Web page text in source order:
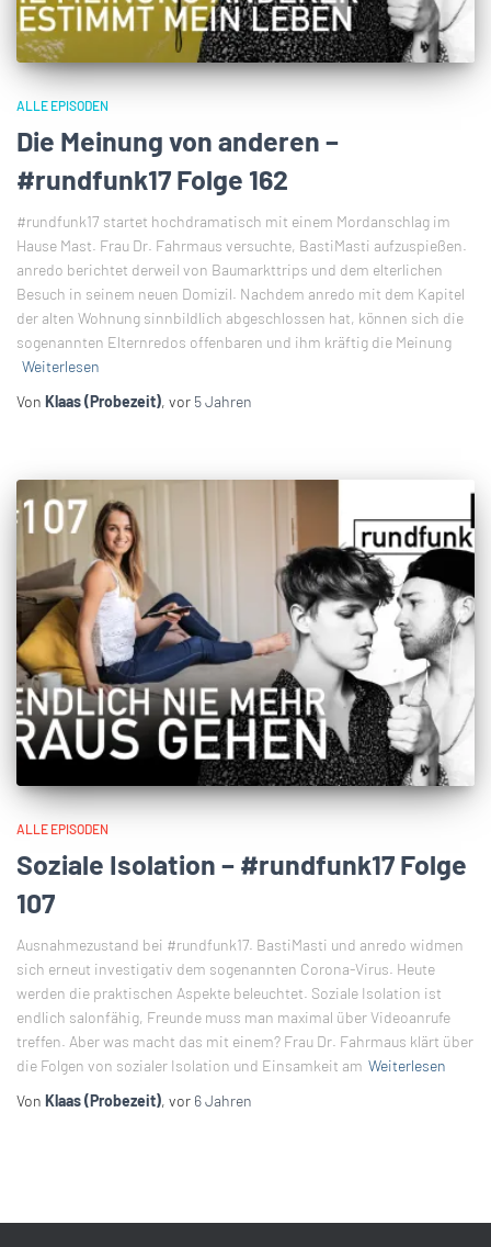
ALLE EPISODEN
Die Meinung von anderen –
#rundfunk17 Folge 162
#rundfunk17 startet hochdramatisch mit einem Mordanschlag im
Hause Mast. Frau Dr. Fahrmaus versuchte, BastiMasti aufzuspießen.
anredo berichtet derweil von Baumarkttrips und dem elterlichen
Besuch in seinem neuen Domizil. Nachdem anredo mit dem Kapitel
der alten Wohnung sinnbildlich abgeschlossen hat, können sich die
sogenannten Elternredos offenbaren und ihm kräftig die Meinung
Weiterlesen
Von Klaas (Probezeit), vor 5 Jahren
ALLE EPISODEN
Soziale Isolation – #rundfunk17 Folge
107
Ausnahmezustand bei #rundfunk17. BastiMasti und anredo widmen
sich erneut investigativ dem sogenannten Corona-Virus. Heute
werden die praktischen Aspekte beleuchtet. Soziale Isolation ist
endlich salonfähig, Freunde muss man maximal über Videoanrufe
treffen. Aber was macht das mit einem? Frau Dr. Fahrmaus klärt über
die Folgen von sozialer Isolation und Einsamkeit am Weiterlesen
Von Klaas (Probezeit), vor 6 Jahren